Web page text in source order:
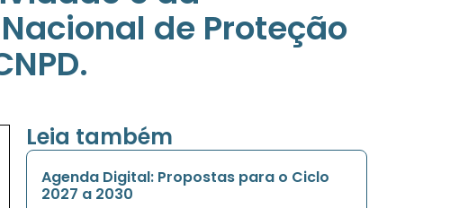
de Proteção
Leia também
Agenda Digital: Propostas para o Ciclo
2027 a 2030